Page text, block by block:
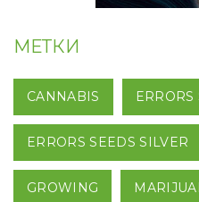
МЕТКИ
CANNABIS
ERRORS SEEDS SILVER
GROWING